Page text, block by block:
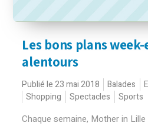
Les bons plans
alentours
Publié le 23 mai 2018 Balades
Shopping
Spectacles Sports
Chaque semaine, Mother in